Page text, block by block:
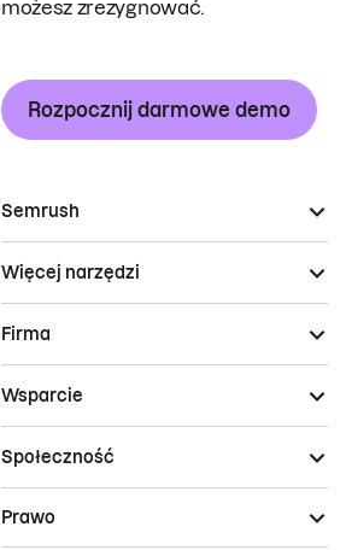
możesz zrezygnować.
Rozpocznij darmowe demo
Semrush
Więcej narzędzi
Firma
Wsparcie
Społeczność
Prawo